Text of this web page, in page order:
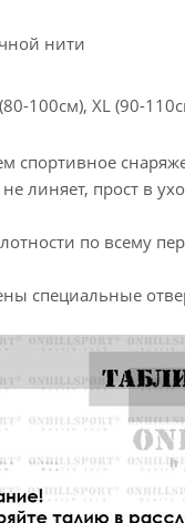
нити
100см), XL (90-
спортивное
прост в
по всему
специальные